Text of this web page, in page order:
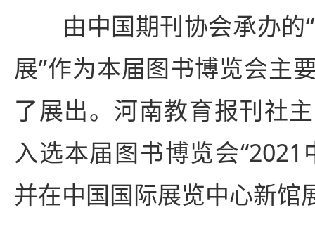
由中国期刊协会承办的
展”作为本届图书博览会主
了展出。河南教育报刊社
入选本届图书博览会“2021
并在中国国际展览中心新馆